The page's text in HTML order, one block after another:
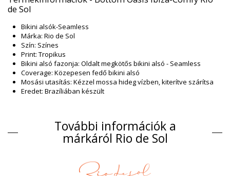
de Sol
Bikini alsók-Seamless
Márka: Rio de Sol
Szín: Színes
Print: Tropikus
Bikini alsó fazonja: Oldalt megkötős bikini alsó - Seamless
Coverage: Közepesen fedő bikini alsó
Mosási utasítás: Kézzel mossa hideg vízben, kiterítve szárítsa
Eredet: Brazíliában készült
Kompozíció
Kompozíció: 84% Biodegradable Nylon (AMNI SOUL ECO), 16%
Spandex (LYCRA) - OEKO-TEX - Chlorine Resistant
Spandex (LYCRA) - OEKO-TEX - Chlorine Resistant
UV-védelem: UPF 50+
További információk a
márkáról Rio de Sol